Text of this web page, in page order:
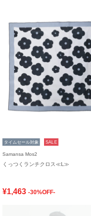
タイムセール対象 SALE
Samansa Mos2
くっつくランチクロス≪L≫
¥1,463 -30%OFF-